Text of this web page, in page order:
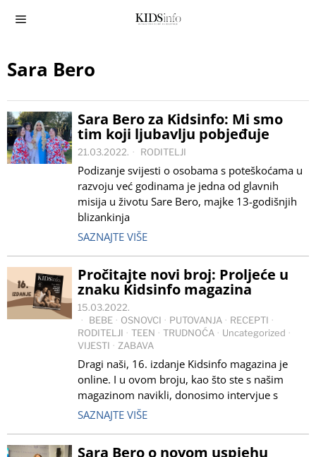
Sara Bero
Sara Bero za Kidsinfo: Mi smo
tim koji ljubavlju pobjeđuje
21.03.2022. RODITELJI
Podizanje svijesti o osobama s poteškoćama u
razvoju već godinama je jedna od glavnih
misija u životu Sare Bero, majke 13-godišnjih
blizankinja
SAZNAJTE VIŠE
Pročitajte novi broj: Proljeće u
znaku Kidsinfo magazina
15.03.2022.
BEBE · OSNOVCI · PUTOVANJA · RECEPTI ·
RODITELJI · TEEN · TRUDNOĆA · Uncategorized ·
VIJESTI · ZABAVA
Dragi naši, 16. izdanje Kidsinfo magazina je
online. I u ovom broju, kao što ste s našim
magazinom navikli, donosimo intervjue s
SAZNAJTE VIŠE
Sara Bero o novom uspjehu